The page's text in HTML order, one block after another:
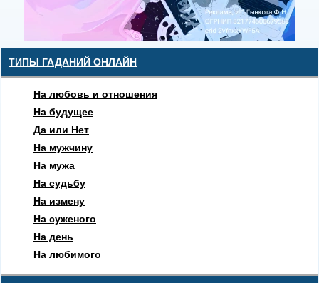
ТИПЫ ГАДАНИЙ ОНЛАЙН
На любовь и отношения
На будущее
Да или Нет
На мужчину
На мужа
На судьбу
На измену
На суженого
На день
На любимого